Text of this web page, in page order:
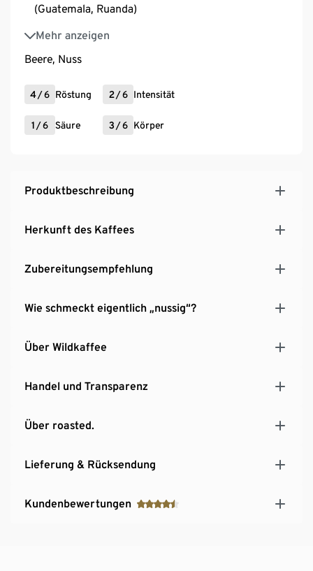
(Guatemala, Ruanda)
Mehr anzeigen
Varietät: Yellow Catuai (Brasilien), Catimor
(Guatemala), Red Bourbon und Jackson (Ruanda)
Beere, Nuss
4/6 Röstung 2 /6 Intensität
1 /6 Säure 3 /6 Körper
Produktbeschreibung
Herkunft des Kaffees
Zubereitungsempfehlung
Wie schmeckt eigentlich „nussig“?
Über Wildkaffee
Handel und Transparenz
Über roasted.
Lieferung & Rücksendung
Kundenbewertungen